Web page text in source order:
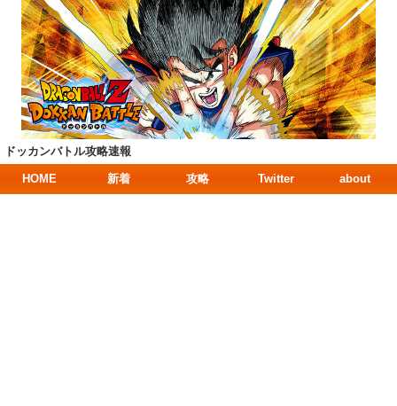
ドッカンバトル攻略速報
HOME 新着 攻略 Twitter about